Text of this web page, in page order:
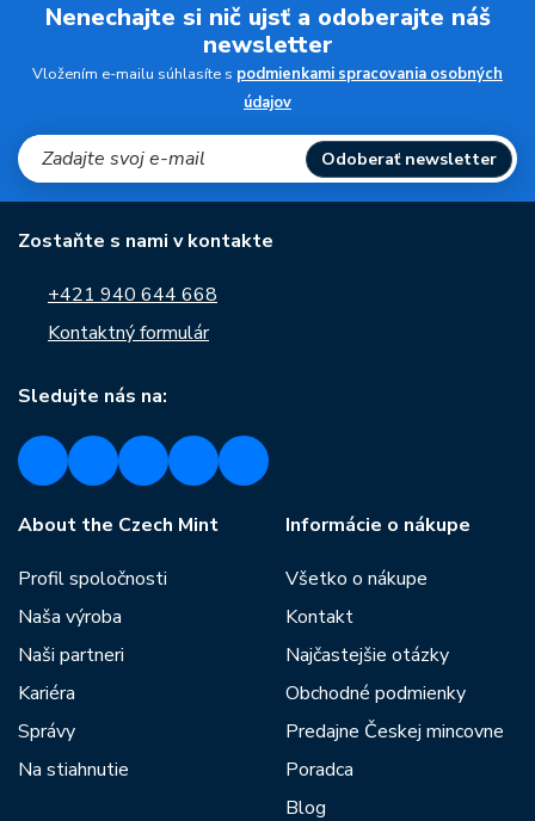
Nenechajte si nič ujsť a odoberajte náš
newsletter
Vložením e-mailu súhlasíte s podmienkami spracovania osobných
údajov
Odoberať newsletter
Zostaňte s nami v kontakte
+421 940 644 668
Kontaktný formulár
Sledujte nás na:
About the Czech Mint
Profil spoločnosti
Naša výroba
Naši partneri
Kariéra
Správy
Na stiahnutie
Informácie o nákupe
Všetko o nákupe
Kontakt
Najčastejšie otázky
Obchodné podmienky
Predajne Českej mincovne
Poradca
Blog